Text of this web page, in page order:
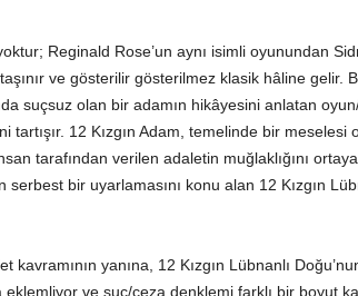
Reginald Rose’un aynı isimli oyunundan
ve gösterilir gösterilmez klasik hâline gelir.
suçsuz olan bir adamın hikâyesini anlatan
tartışır. 12 Kızgın Adam, temelinde bir meselesi
tarafından verilen adaletin muğlaklığını
serbest bir uyarlamasını konu alan 12 Kızgın
kavramının yanına, 12 Kızgın Lübnanlı
eklemliyor ve suç/ceza denklemi farklı bir boyut